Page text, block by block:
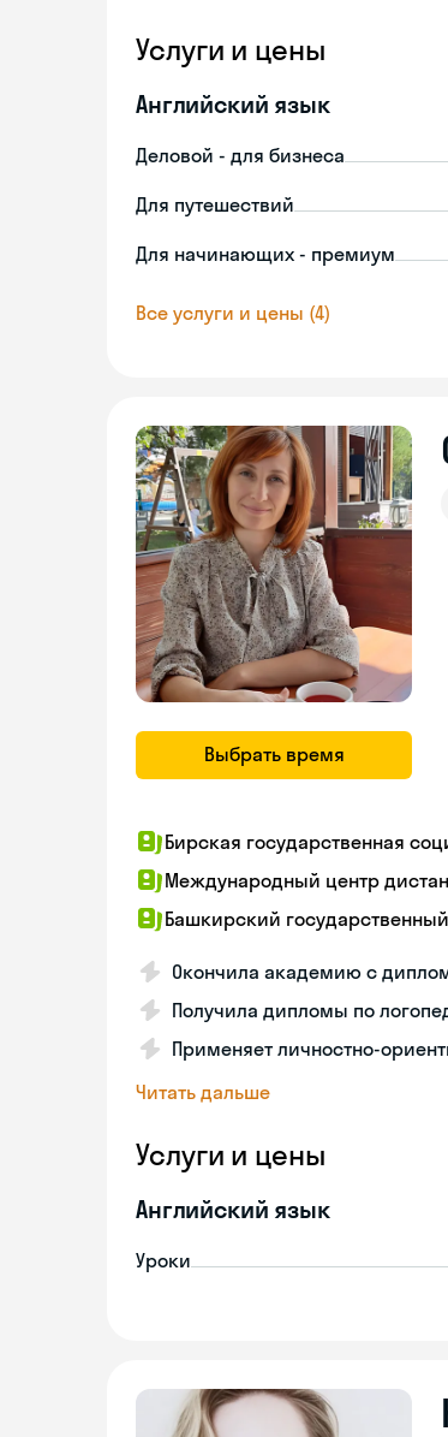
Услуги и цены
Английский язык
Деловой - для бизнеса
Для путешествий
Для начинающих - премиум
Все услуги и цены (4)
Выбрать время
Бирская государственная
Международный центр
Башкирский
Окончила академию с
Получила дипломы по
Применяет личностно-
Читать дальше
Услуги и цены
Английский язык
Уроки